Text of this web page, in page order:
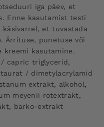
iga päev, et
Enne kasutamist testi
et tuvastada
Ärrituse, punetuse või
kreemi kasutamine.
/ capric triglycerid,
/ dimetylacrylamid
extrakt, alkohol,
meyenii rotextrakt,
barko-extrakt